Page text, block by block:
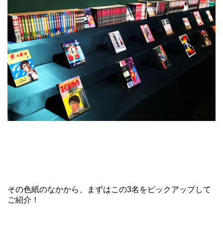
その色紙のなかから、まずはこの3名をピックアップして
ご紹介！